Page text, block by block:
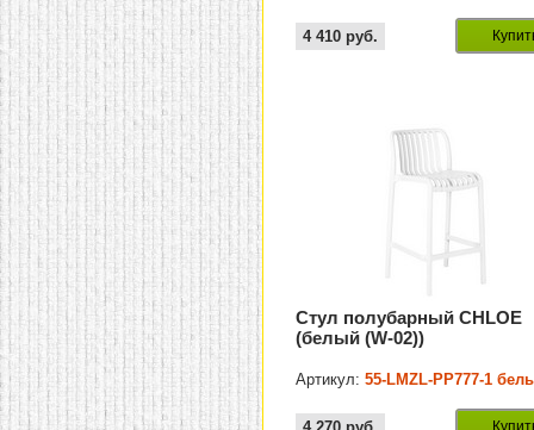
4 410 руб.
Стул полубарный CHLOE
(белый (W-02))
Артикул:55-LMZL-PP777-1